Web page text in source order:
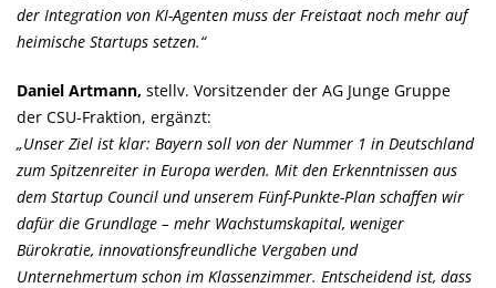
der Integration von KI-Agenten muss der Freistaat noch mehr auf
heimische Startups setzen.“
Daniel Artmann, stellv. Vorsitzender der AG Junge Gruppe
der CSU-Fraktion, ergänzt:
Unser Ziel ist klar: Bayern soll von der Nummer 1 in Deutschland
zum Spitzenreiter in Europa werden. Mit den Erkenntnissen aus
dem Startup Council und unserem Fünf-Punkte-Plan schaffen wir
dafür die Grundlage – mehr Wachstumskapital, weniger
Bürokratie, innovationsfreundliche Vergaben und
Unternehmertum schon im Klassenzimmer. Entscheidend ist, dass